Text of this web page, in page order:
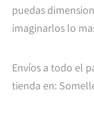
puedas
imaginarlos lo
Envíos a todo el
tienda en: